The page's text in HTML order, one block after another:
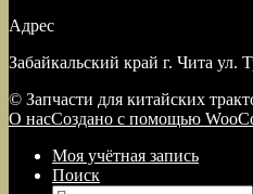
Адрес
Забайкальский край г. Чита ул.
© Запчасти для китайских
О насСоздано с помощью
Моя учётная запись
Поиск